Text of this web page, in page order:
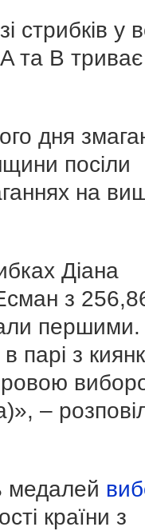
стрибків у
та В
дня
посіли
на
Діана
з
парі з
–
медалей
країни з